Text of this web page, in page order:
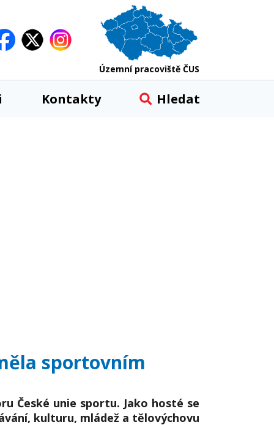
Územní pracoviště ČUS
Kontakty Hledat
sportovním
České unie sportu. Jako hosté se
kulturu, mládež a tělovýchovu